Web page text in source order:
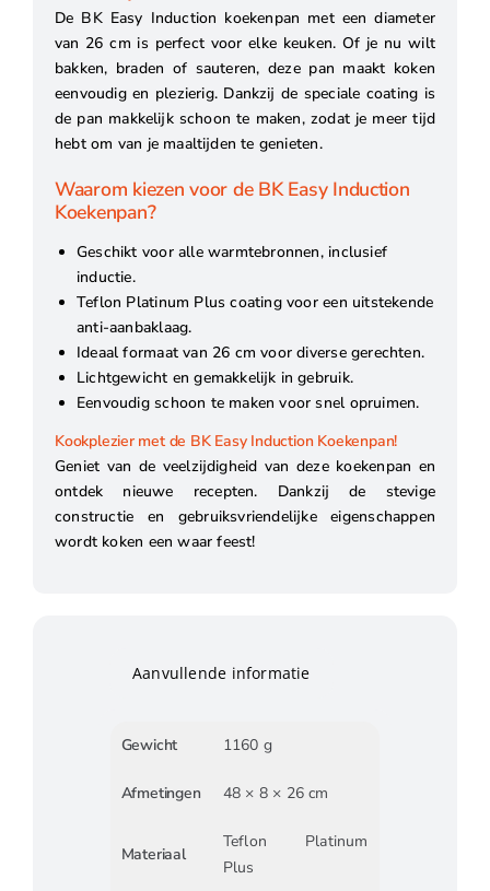
De BK Easy Induction koekenpan met een diameter
van 26 cm is perfect voor elke keuken. Of je nu wilt
bakken, braden of sauteren, deze pan maakt koken
eenvoudig en plezierig. Dankzij de speciale coating is
de pan makkelijk schoon te maken, zodat je meer tijd
hebt om van je maaltijden te genieten.
Waarom kiezen voor de BK Easy Induction
Koekenpan?
Geschikt voor alle warmtebronnen, inclusief
inductie.
Teflon Platinum Plus coating voor een uitstekende
anti-aanbaklaag.
Ideaal formaat van 26 cm voor diverse gerechten.
Lichtgewicht en gemakkelijk in gebruik.
Eenvoudig schoon te maken voor snel opruimen.
Kookplezier met de BK Easy Induction Koekenpan!
Geniet van de veelzijdigheid van deze koekenpan en
ontdek nieuwe recepten. Dankzij de stevige
constructie en gebruiksvriendelijke eigenschappen
wordt koken een waar feest!
Aanvullende informatie
Gewicht 1160 g
Afmetingen 48 × 8 × 26 cm
Materiaal
Teflon Platinum
Plus